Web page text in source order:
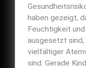
haben gezeigt,
Feuchtigkeit
ausgesetzt sind,
vielfältiger
sind. Gerade